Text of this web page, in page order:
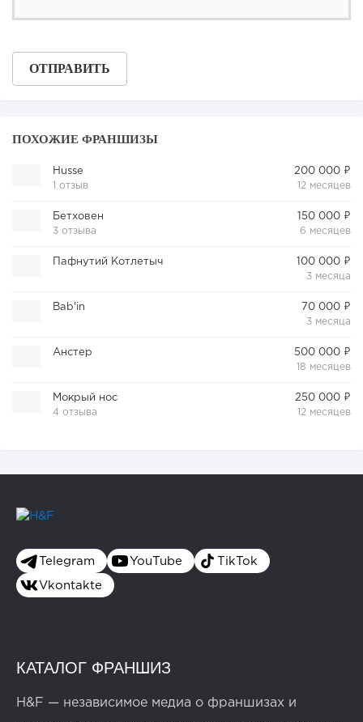
ПОХОЖИЕ ФРАНШИЗЫ
Husse
1 отзыв
200 000 ₽
12 месяцев
Бетховен
3 отзыва
150 000 ₽
6 месяцев
Пафнутий Котлетыч
100 000 ₽
3 месяца
Bab'in
70 000 ₽
3 месяца
Анстер
500 000 ₽
18 месяцев
Мокрый нос
4 отзыва
250 000 ₽
12 месяцев
Telegram YouTube TikTok
Vkontakte
КАТАЛОГ ФРАНШИЗ
H&F — независимое медиа о франшизах и